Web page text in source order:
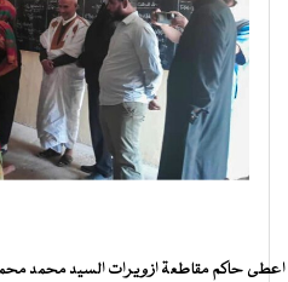
اعطى حاكم مقاطعة ازويرات السيد محمد